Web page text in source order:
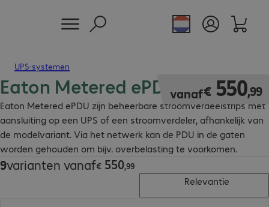
UPS-systemen
Eaton Metered ePDU
Eaton Metered ePDU zijn beheerbare stroomverdeelstrips met
aansluiting op een UPS of een stroomverdeler, afhankelijk van
de modelvariant. Via het netwerk kan de PDU in de gaten
worden gehouden om bijv. overbelasting te voorkomen.
vanaf€ 550,99
€ 550,99
9varianten vanaf€ 550,99
€ 550,99
Relevantie